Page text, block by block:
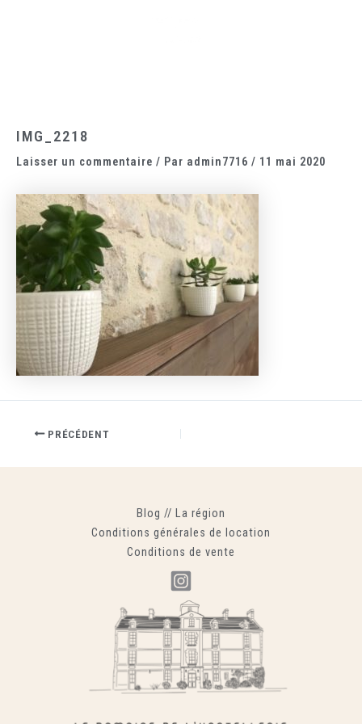
IMG_2218
Laisser un commentaire / Par admin7716 / 11 mai 2020
PRÉCÉDENT
Blog // La région
Conditions générales de location
Conditions de vente